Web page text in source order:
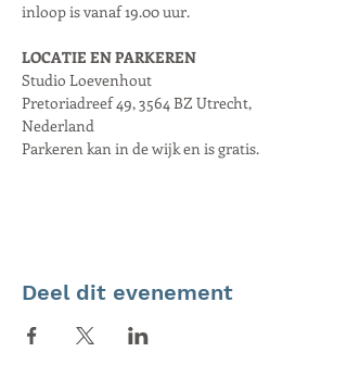
inloop is vanaf 19.00 uur.
LOCATIE EN PARKEREN
Studio Loevenhout
Pretoriadreef 49, 3564 BZ Utrecht,
Nederland
Parkeren kan in de wijk en is gratis.
Deel dit evenement